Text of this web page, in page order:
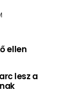
ellen
lesz a